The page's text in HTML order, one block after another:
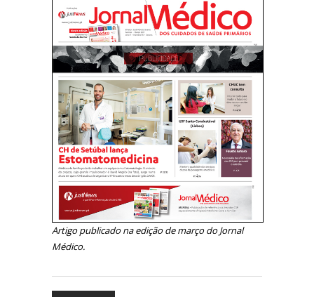
Artigo publicado na edição de março do Jornal
Médico.